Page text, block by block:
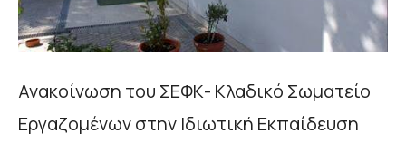
Ανακοίνωση του ΣΕΦΚ- Κλαδικό Σωματείο
Εργαζομένων στην Ιδιωτική Εκπαίδευση